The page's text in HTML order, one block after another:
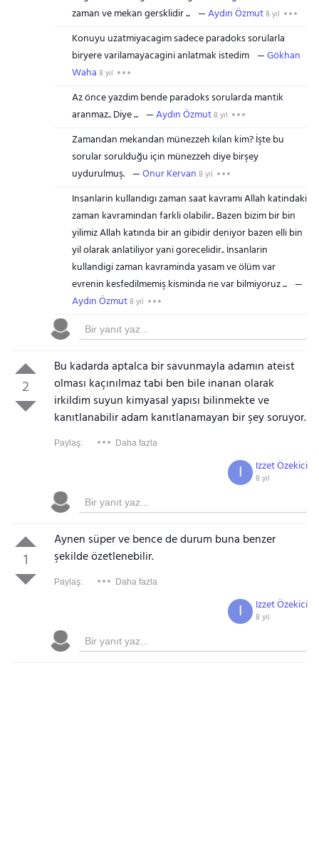
zaman ve mekan gersklidir ...
Aydın Özmut8 yıl
Konuyu uzatmiyacagim sadece paradoks sorularla
biryere varilamayacagini anlatmak istedim
Gökhan
Waha 8 yıl
Az önce yazdim bende paradoks sorularda mantik
aranmaz.. Diye ...
Aydın Özmut8 yıl
Zamandan mekandan münezzeh kılan kim? İşte bu
sorular sorulduğu için münezzeh diye birşey
uydurulmuş.
Onur Kervan 8 yıl
Insanlarin kullandıgı zaman saat kavramı Allah katindaki
zaman kavramindan farkli olabilir.. Bazen bizim bir bin
yilimiz Allah katında bir an gibidir deniyor bazen elli bin
yil olarak anlatiliyor yani gorecelidir.. İnsanlarin
kullandigi zaman kavraminda yasam ve ölüm var
evrenin kesfedilmemiş kisminda ne var bilmiyoruz ...
Aydın Özmut8 yıl
2
Bu kadarda aptalca bir savunmayla adamın ateist
olması kaçınılmaz tabi ben bile inanan olarak
irkildim suyun kimyasal yapısı bilinmekte ve
kanıtlanabilir adam kanıtlanamayan bir şey soruyor.
Paylaş: Daha fazla
Izzet Özekici
8 yıl
I
1
Aynen süper ve bence de durum buna benzer
şekilde özetlenebilir.
Paylaş: Daha fazla
Izzet Özekici
8 yıl
I